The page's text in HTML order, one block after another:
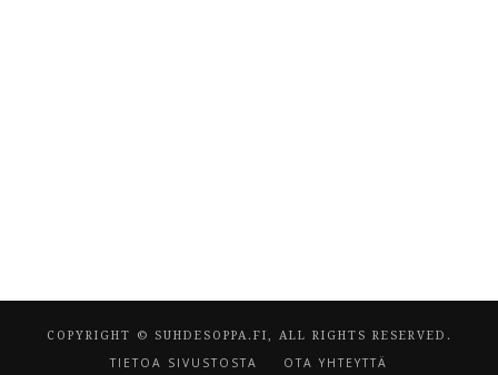
COPYRIGHT © SUHDESOPPA.FI, ALL RIGHTS RESERVED.
TIETOA SIVUSTOSTA OTA YHTEYTTÄ